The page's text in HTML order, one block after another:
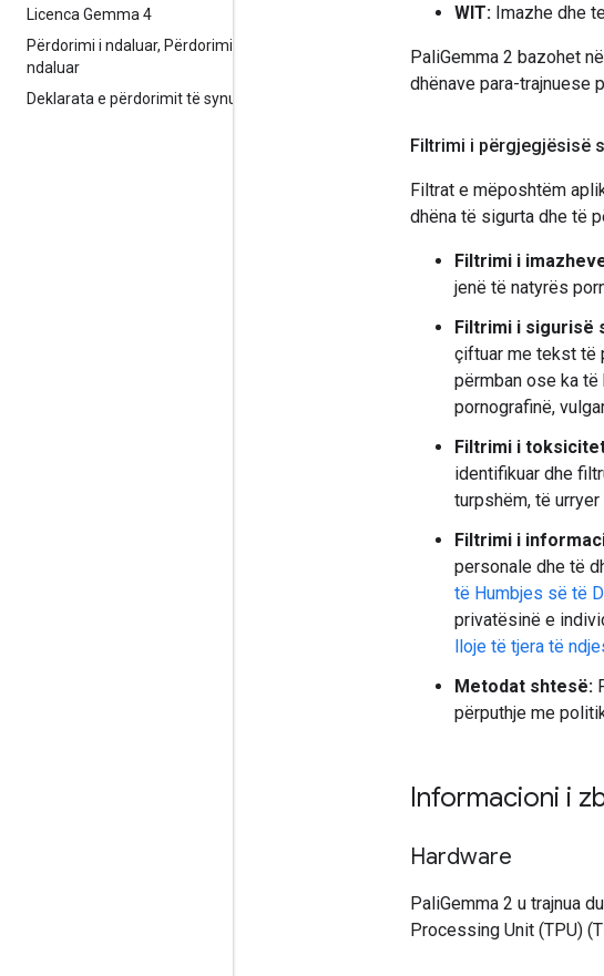
Licenca Gemma 4
Përdorimi i ndaluar, Përdorimi i
ndaluar
Deklarata e përdorimit të synuar
WIT: Imazhe dhe
PaliGemma 2 bazohet
dhënave para-trajnuese
Filtrimi i përgjegjësisë
Filtrat e mëposhtëm
dhëna të sigurta dhe të
Filtrimi i
jenë të natyrës
Filtrimi i sigurisë
çiftuar me tekst të
përmban ose ka
pornografinë,
Filtrimi i
identifikuar dhe
turpshëm, të
Filtrimi i
personale dhe të
të Humbjes së të
privatësinë e
lloje të tjera të
Metodat shtesë:
përputhje me
Informacioni i
Hardware
PaliGemma 2 u trajnua
Processing Unit (TPU)